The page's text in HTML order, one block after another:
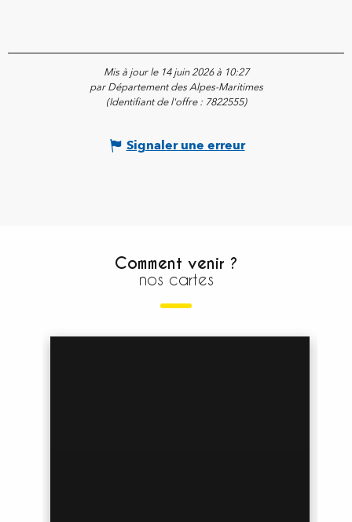
Mis à jour le 14 juin 2026 à 10:27
par Département des Alpes-Maritimes
(Identifiant de l'offre : 7822555)
Signaler une erreur
Comment venir ?
nos cartes